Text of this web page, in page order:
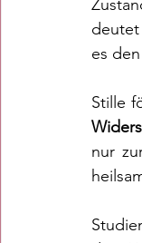
deutet
es
Stille
nur